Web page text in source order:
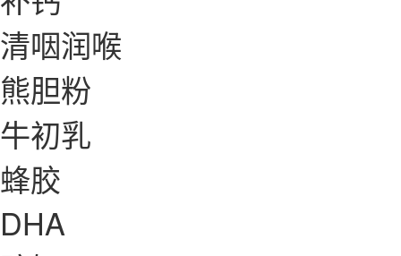
清咽润喉
熊胆粉
牛初乳
蜂胶
DHA